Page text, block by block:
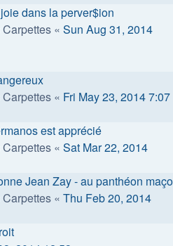
dans la perver$ion
« Sun Aug 31, 2014
« Fri May 23, 2014 7:07
est apprécié
« Sat Mar 22, 2014
Jean Zay - au panthéon maço
« Thu Feb 20, 2014